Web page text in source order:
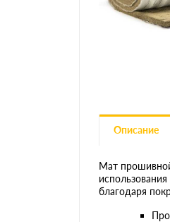
Описание
Мат
благодаря